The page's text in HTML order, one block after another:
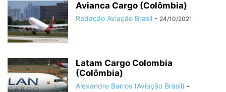
Avianca Cargo (Colômbia)
Redação Aviação Brasil - 24/10/2021
Latam Cargo Colombia
(Colômbia)
Alexandre Barros (Aviação Brasil) -